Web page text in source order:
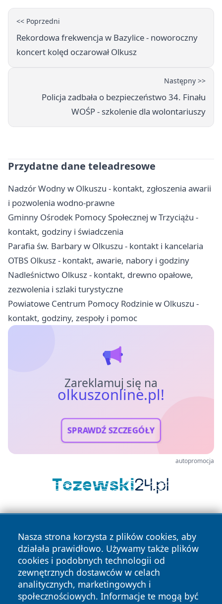
<< Poprzedni
Rekordowa frekwencja w Bazylice - noworoczny
koncert kolęd oczarował Olkusz
Następny >>
Policja zadbała o bezpieczeństwo 34. Finału
WOŚP - szkolenie dla wolontariuszy
Przydatne dane teleadresowe
Nadzór Wodny w Olkuszu - kontakt, zgłoszenia awarii
i pozwolenia wodno-prawne
Gminny Ośrodek Pomocy Społecznej w Trzyciążu -
kontakt, godziny i świadczenia
Parafia św. Barbary w Olkuszu - kontakt i kancelaria
OTBS Olkusz - kontakt, awarie, nabory i godziny
Nadleśnictwo Olkusz - kontakt, drewno opałowe,
zezwolenia i szlaki turystyczne
Powiatowe Centrum Pomocy Rodzinie w Olkuszu -
kontakt, godziny, zespoły i pomoc
Zareklamuj się na
olkuszonline.pl!
SPRAWDŹ SZCZEGÓŁY
autopromocja
Nasza strona korzysta z plików cookies, aby
działała prawidłowo. Używamy także plików
cookies i podobnych technologii od
zewnętrznych dostawców w celach
analitycznych, marketingowych i
społecznościowych. Informacje te mogą być
Copyright © 2026 olkuszonline.pl Wszystkie prawa
zastrzeżone.